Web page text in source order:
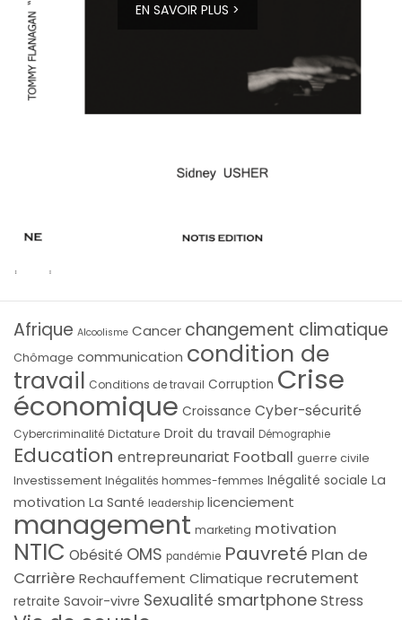
EN SAVOIR PLUS >
Afrique Alcoolisme Cancer changement climatique
Chômage communication condition de
travail Conditions de travail Corruption Crise
économique Croissance Cyber-sécurité
Cybercriminalité Dictature Droit du travail Démographie
Education entrepreunariat Football guerre civile
Investissement Inégalités hommes-femmes Inégalité sociale La
motivation La Santé leadership licenciement
management marketing motivation
NTIC Obésité OMS pandémie Pauvreté Plan de
Carrière Rechauffement Climatique recrutement
retraite Savoir-vivre Sexualité smartphoneStress